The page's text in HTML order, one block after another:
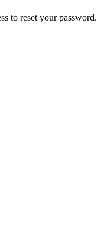
to reset your password.